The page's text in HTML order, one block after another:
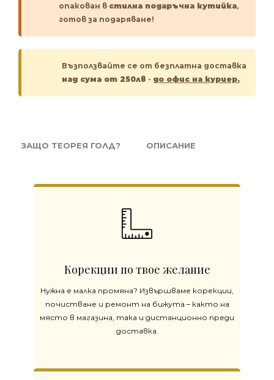
опакован в стилна подаръчна кутийка,
готов за подаряване!
Възползвайте се от безплатна доставка
над сума от 250лв - до офис на куриер.
ЗАЩО ТЕОРЕЯ ГОЛД? ОПИСАНИЕ
Корекции по твое желание
Нужна е малка промяна? Извършваме корекции,
почистване и ремонт на бижута – както на
място в магазина, така и дистанционно преди
доставка.